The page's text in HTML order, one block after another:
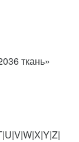
ткань»